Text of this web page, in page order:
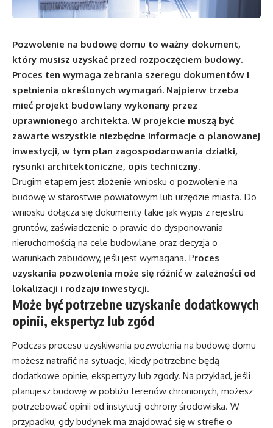
Pozwolenie na budowę domu to ważny dokument,
który musisz uzyskać przed rozpoczęciem budowy.
Proces ten wymaga zebrania szeregu dokumentów i
spełnienia określonych wymagań. Najpierw trzeba
mieć projekt budowlany wykonany przez
uprawnionego architekta. W projekcie muszą być
zawarte wszystkie niezbędne informacje o planowanej
inwestycji, w tym plan zagospodarowania działki,
rysunki architektoniczne, opis techniczny.
Drugim etapem jest złożenie wniosku o pozwolenie na
budowę w starostwie powiatowym lub urzędzie miasta. Do
wniosku dołącza się dokumenty takie jak wypis z rejestru
gruntów, zaświadczenie o prawie do dysponowania
nieruchomością na cele budowlane oraz decyzja o
warunkach zabudowy, jeśli jest wymagana. Proces
uzyskania pozwolenia może się różnić w zależności od
lokalizacji i rodzaju inwestycji.
Może być potrzebne uzyskanie dodatkowych
opinii, ekspertyz lub zgód
Podczas procesu uzyskiwania pozwolenia na budowę domu
możesz natrafić na sytuacje, kiedy potrzebne będą
dodatkowe opinie, ekspertyzy lub zgody. Na przykład, jeśli
planujesz budowę w pobliżu terenów chronionych, możesz
potrzebować opinii od instytucji ochrony środowiska. W
przypadku, gdy budynek ma znajdować się w strefie o